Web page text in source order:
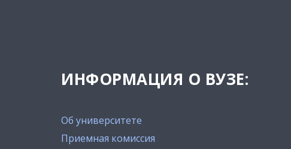
ИНФОРМАЦИЯ О ВУЗЕ:
Об университете
Приемная комиссия